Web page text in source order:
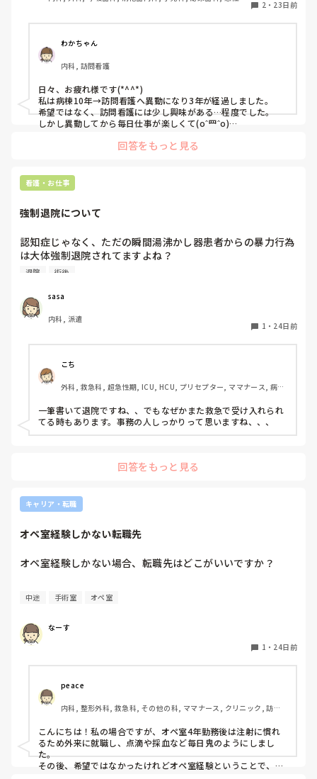
同じような方や、おすすめの異動先はありますか？
2 ・ 23日前
わかちゃん
内科, 訪問看護
日々、お疲れ様です(*^^*)
私は病棟10年→訪問看護へ異動になり3年が経過しました。
希望ではなく、訪問看護には少し興味がある…程度でした。
しかし異動してから毎日仕事が楽しくて(oˆ罒ˆo)
き」「病棟の常に業務に追われる感覚が嫌だった」「丁寧に看
気付くことができました！投稿者様もご自身の強み？や、なり
たい看護師像を考えると今後に繋がるかもしれませんね。希望
ます！！
回答をもっと見る
看護・お仕事
強制退院について
認知症じゃなく、ただの瞬間湯沸かし器患者からの暴力行為
は大体強制退院されてますよね？
術後せん妄とか状況下によるものは私も仕方ないかと思って
退院 術後
sasa
内科, 派遣
1 ・ 24日前
こち
外科, 救急科, 超急性期, ICU, HCU, プリセプター, ママナース, 病
一筆書いて退院ですね、、でもなぜかまた救急で受け入れられ
てる時もあります。事務の人しっかりって思いますね、、、
回答をもっと見る
キャリア・転職
オペ室経験しかない転職先
オペ室経験しかない場合、転職先はどこがいいですか？
中途 手術室 オペ室
なーす
1 ・ 24日前
peace
内科, 整形外科, 救急科, その他の科, ママナース, クリニック, 訪問
こんにちは！私の場合ですが、オペ室4年勤務後は注射に慣れ
るため外来に就職し、点滴や採血など毎日鬼のようにしまし
た。
その後、希望ではなかったけれどオペ室経験ということで、内